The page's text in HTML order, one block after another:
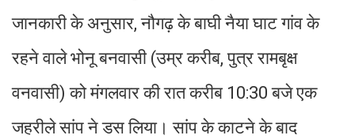
जानकारी के अनुसार, नौगढ़ के बाघी नैया घाट गांव के
रहने वाले भोनू बनवासी (उम्र करीब, पुत्र रामबृक्ष
वनवासी) को मंगलवार की रात करीब 10:30 बजे एक
जहरीले सांप ने डस लिया। सांप के काटने के बाद